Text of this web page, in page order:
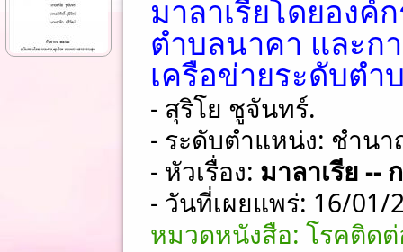
มาลาเรียโดยองค์
ตำบลนาคา และก
เครือข่ายระดับตำ
- สุริโย ชูจันทร์.
- ระดับตำแหน่ง: ชําน
- หัวเรื่อง: มาลาเรีย --
- วันที่เผยแพร่: 16/01/
หมวดหนังสือ: โรคติด